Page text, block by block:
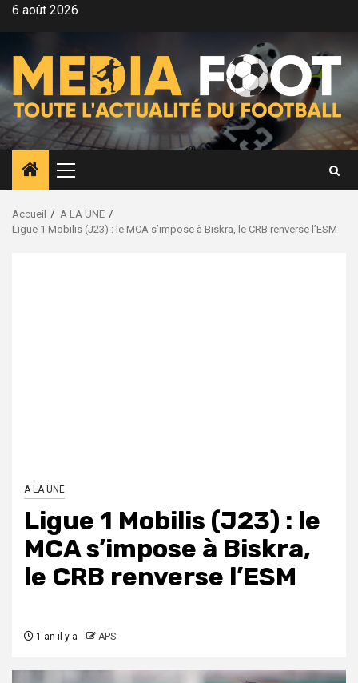
Aller6 août 2026
Menu
principal
Accueil
A LA UNE
Ligue 1 Mobilis (J23) : le MCA s’impose à Biskra, le CRB renverse l’ESM
A LA UNE
Ligue 1 Mobilis (J23) : le
MCA s’impose à Biskra,
le CRB renverse l’ESM
1 an il y a APS